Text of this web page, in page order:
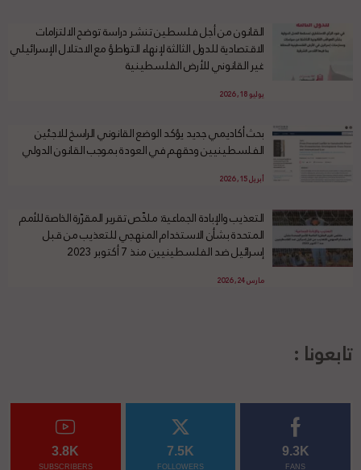
القانون من أجل فلسطين تنشر دراسة توضح الالتزامات
الاقتصادية للدول الثالثة لإنهاء التواطؤ مع الاحتلال الإسرائيلي
غير القانوني للأرض الفلسطينية
يوليو 18, 2026
بحث أكاديمي جديد يؤكد الوضع القانوني الراسخ للاجئين
الفلسطينيين وحقهم في العودة بموجب القانون الدولي
أبريل 15, 2026
التعذيب والإبادة الجماعية: ملخّص تقرير المقرّرة الخاصة للأمم
المتحدة بشأن الاستخدام المنهجي للتعذيب من قبل
إسرائيل ضد الفلسطينيين منذ 7 أكتوبر 2023
مارس 24, 2026
تابعونا :
9.3K
FANS
7.5K
FOLLOWERS
3.8K
SUBSCRIBERS